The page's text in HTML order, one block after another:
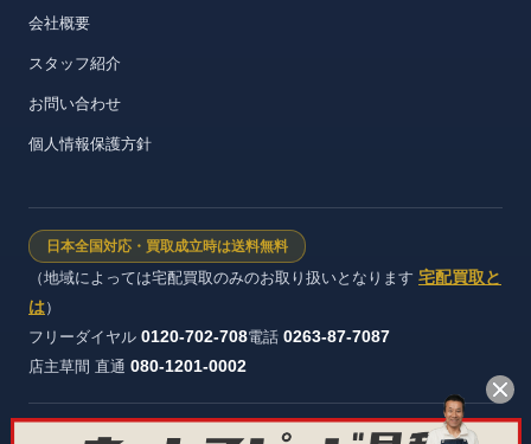
会社概要
スタッフ紹介
お問い合わせ
個人情報保護方針
日本全国対応・買取成立時は送料無料
（地域によっては宅配買取のみのお取り扱いとなります 宅配買取と
は）
フリーダイヤル 0120-702-708電話 0263-87-7087
店主草間 直通 080-1201-0002
株式会社ヴィンテージストック 長野県公安委員会 許可証番号：第